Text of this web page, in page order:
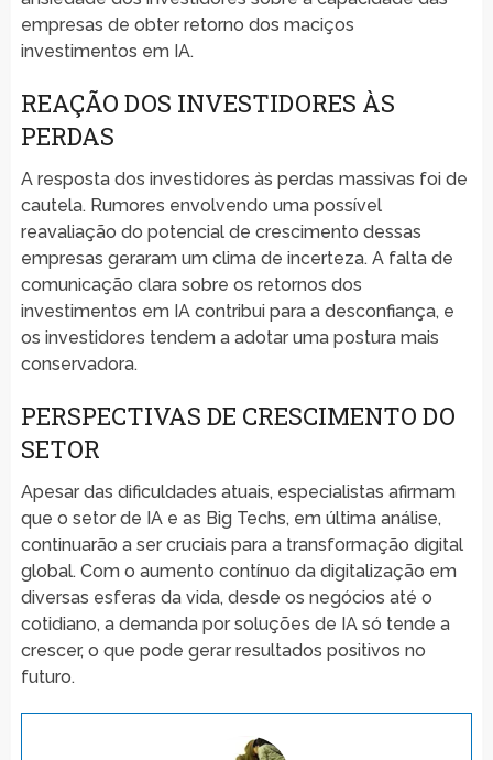
empresas de obter retorno dos maciços
investimentos em IA.
REAÇÃO DOS INVESTIDORES ÀS
PERDAS
A resposta dos investidores às perdas massivas foi de
cautela. Rumores envolvendo uma possível
reavaliação do potencial de crescimento dessas
empresas geraram um clima de incerteza. A falta de
comunicação clara sobre os retornos dos
investimentos em IA contribui para a desconfiança, e
os investidores tendem a adotar uma postura mais
conservadora.
PERSPECTIVAS DE CRESCIMENTO DO
SETOR
Apesar das dificuldades atuais, especialistas afirmam
que o setor de IA e as Big Techs, em última análise,
continuarão a ser cruciais para a transformação digital
global. Com o aumento contínuo da digitalização em
diversas esferas da vida, desde os negócios até o
cotidiano, a demanda por soluções de IA só tende a
crescer, o que pode gerar resultados positivos no
futuro.